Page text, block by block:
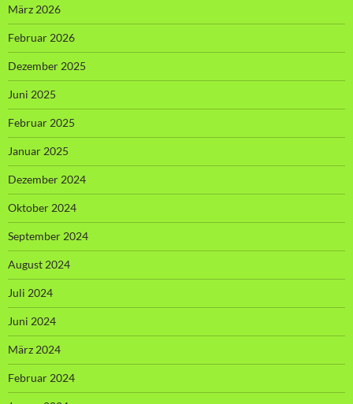
März 2026
Februar 2026
Dezember 2025
Juni 2025
Februar 2025
Januar 2025
Dezember 2024
Oktober 2024
September 2024
August 2024
Juli 2024
Juni 2024
März 2024
Februar 2024